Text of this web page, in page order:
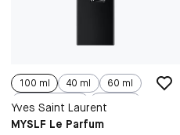
100 ml 40 ml
60 ml
150 ml, Refill
150 ml
Yves Saint Laurent
MYSLF Le Parfum